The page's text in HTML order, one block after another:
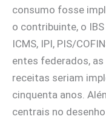
consumo fosse
o contribuinte, o
ICMS, IPI, PIS/
entes federados,
receitas seriam
cinquenta anos.
centrais no